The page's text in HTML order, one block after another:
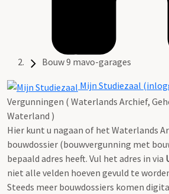
Bouw 9 mavo-garages
Mijn Studiezaal
Vergunningen ( Waterlands Archief,
Waterland )
Hier kunt u nagaan of het Waterlands
bouwdossier (bouwvergunning met
bepaald adres heeft. Vul het adres in via
niet alle velden hoeven gevuld te
Steeds meer bouwdossiers komen